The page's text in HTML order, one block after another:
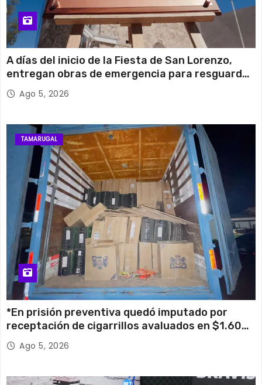
A días del inicio de la Fiesta de San Lorenzo,
entregan obras de emergencia para resguardar
su histórico campanario
Ago 5, 2026
TAMARUGAL
*En prisión preventiva quedó imputado por
receptación de cigarrillos avaluados en $1.600
millones*
Ago 5, 2026